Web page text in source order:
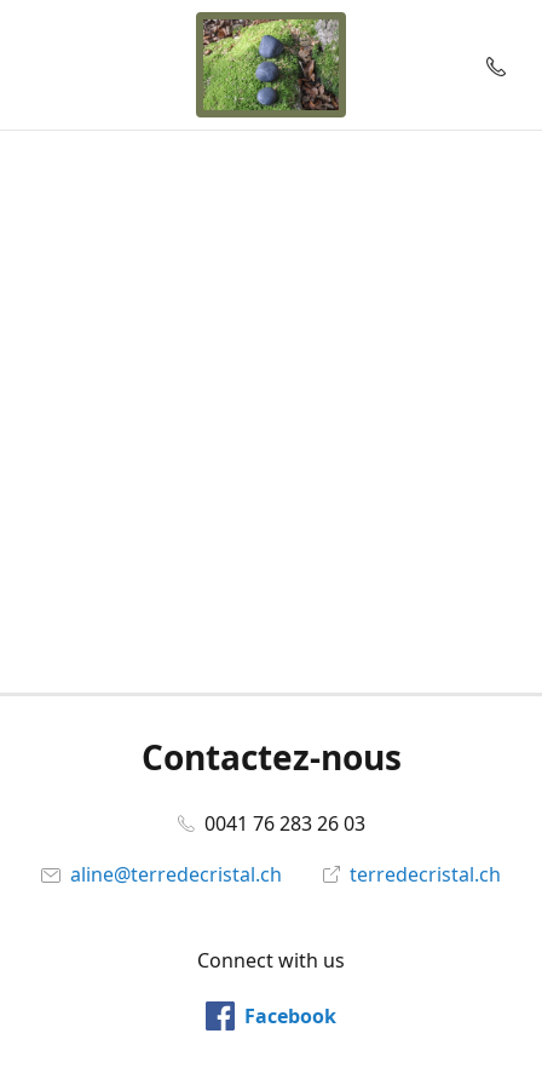
Contactez-nous
0041 76 283 26 03
aline@terredecristal.ch
terredecristal.ch
Connect with us
Facebook